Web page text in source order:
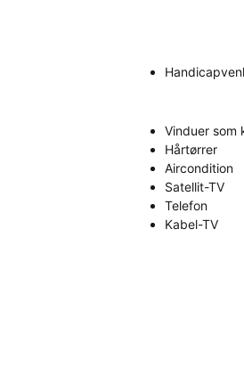
Vinduer som
Hårtørrer
Aircondition
Satellit-TV
Telefon
Kabel-TV